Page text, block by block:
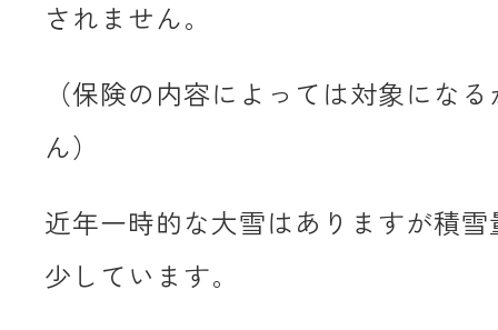
されません。
（保険の内容によっては対象にな
ん）
近年一時的な大雪はありますが積
少しています。